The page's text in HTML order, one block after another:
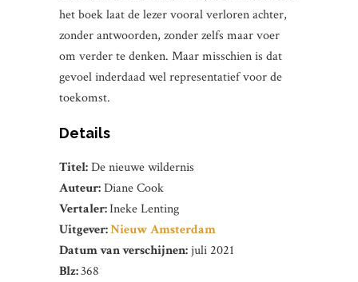
het boek laat de lezer vooral verloren achter,
zonder antwoorden, zonder zelfs maar voer
om verder te denken. Maar misschien is dat
gevoel inderdaad wel representatief voor de
toekomst.
Details
Titel:De nieuwe wildernis
Auteur:Diane Cook
Vertaler:Ineke Lenting
Uitgever:Nieuw Amsterdam
Datum van verschijnen:juli 2021
Blz:368